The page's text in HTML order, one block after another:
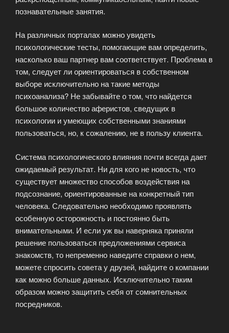
познавательные занятия.
На различных порталах можно увидеть
психологические тесты, помогающие вам определить,
насколько ваш партнер вам соответствует. Проблема в
том, следует ли ориентироваться в собственном
выборе исключительно на такие методы
психоанализа? Не забывайте о том, что найдется
большое количество аферистов, сведущих в
психологии и умеющих собственными знаниями
пользоваться, но, к сожалению, не в пользу клиента.
Система психологического влияния почти всегда дает
ожидаемый результат. Ни для кого не новость, что
существует множество способов воздействия на
подсознание, ориентированные на конкретный тип
человека. Следовательно необходимо проявлять
особенную осторожность и постоянно быть
внимательными. И если уж вы наверняка приняли
решение пользоваться предложениями сервиса
знакомств, то непременно наведите справки о нем,
можете спросить совета у друзей, найдите о компании
как можно больше данных. Исключительно таким
образом можно защитить себя от сомнительных
посредников.